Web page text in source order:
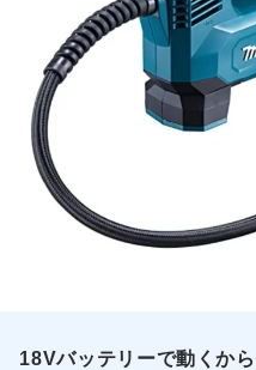
18Vバッテリーで動くから